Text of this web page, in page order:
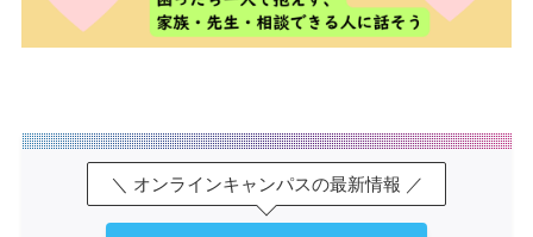
＼ オンラインキャンパスの最新情報 ／